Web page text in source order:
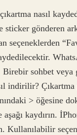
nasıl
sticker gönderen
seçeneklerden
sohbet veya
indirilir?
> öğesine
aşağı kaydırın.
Kullanılabilir